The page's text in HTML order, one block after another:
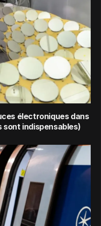
électroniques dans
sont indispensables)